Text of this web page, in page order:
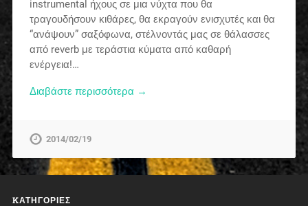
instrumental ήχους σε μια νύχτα που θα
τραγουδήσουν κιθάρες, θα εκραγούν ενισχυτές και θα
“ανάψουν” σαξόφωνα, στέλνοντάς μας σε θάλασσες
από reverb με τεράστια κύματα από καθαρή
ενέργεια!…
Διαβάστε περισσότερα →
2014/02/19
KΑΤΗΓΟΡΊΕΣ